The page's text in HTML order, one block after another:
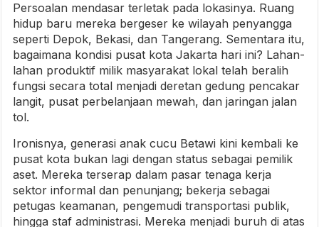
Persoalan mendasar terletak pada lokasinya. Ruang
hidup baru mereka bergeser ke wilayah penyangga
seperti Depok, Bekasi, dan Tangerang. Sementara itu,
bagaimana kondisi pusat kota Jakarta hari ini? Lahan-
lahan produktif milik masyarakat lokal telah beralih
fungsi secara total menjadi deretan gedung pencakar
langit, pusat perbelanjaan mewah, dan jaringan jalan
tol.
Ironisnya, generasi anak cucu Betawi kini kembali ke
pusat kota bukan lagi dengan status sebagai pemilik
aset. Mereka terserap dalam pasar tenaga kerja
sektor informal dan penunjang; bekerja sebagai
petugas keamanan, pengemudi transportasi publik,
hingga staf administrasi. Mereka menjadi buruh di atas